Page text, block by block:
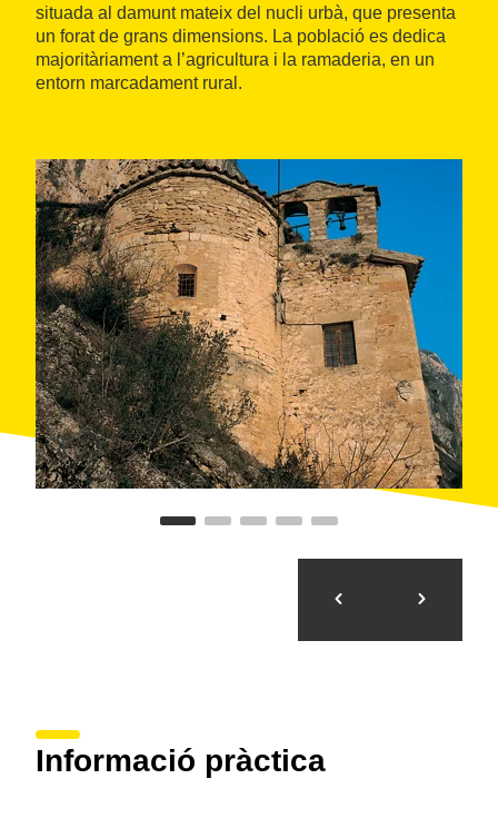
situada al damunt mateix del nucli urbà, que presenta
un forat de grans dimensions. La població es dedica
majoritàriament a l’agricultura i la ramaderia, en un
entorn marcadament rural.
Informació pràctica